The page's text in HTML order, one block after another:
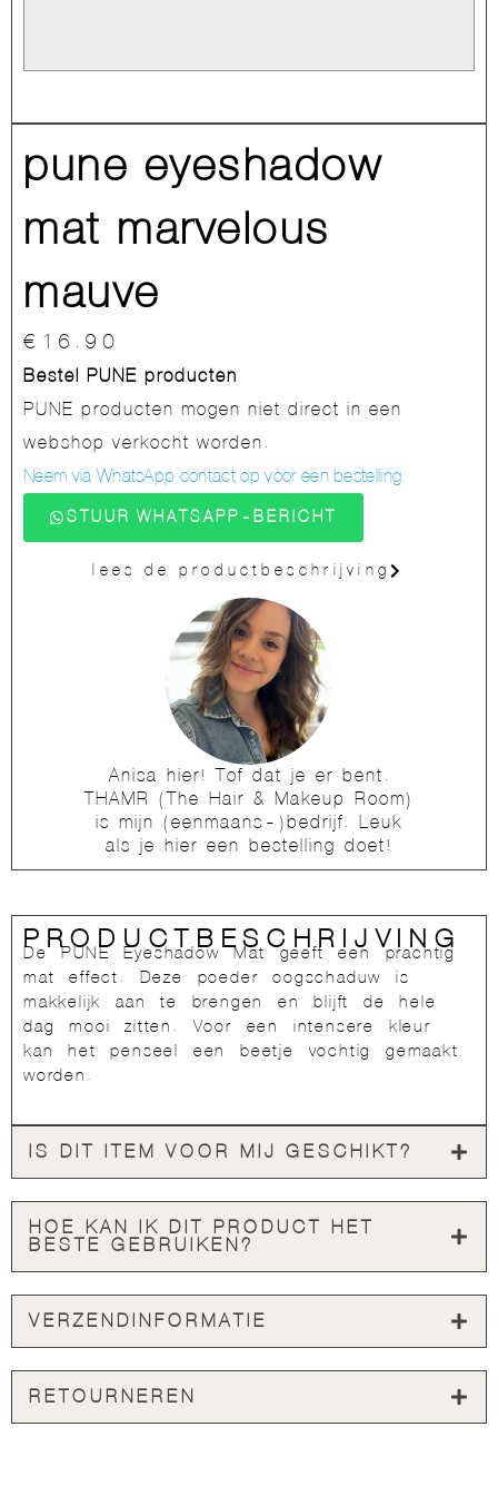
pune eyeshadow
mat marvelous
mauve
€ 16.90
Bestel PUNE producten
PUNE producten mogen niet direct in een
webshop verkocht worden.
Neem via WhatsApp contact op voor een bestelling.
STUUR WHATSAPP-BERICHT
lees de productbeschrijving
Anisa hier! Tof dat je er bent.
THAMR (The Hair & Makeup Room)
is mijn (eenmaans-)bedrijf. Leuk
als je hier een bestelling doet!
PRODUCTBESCHRIJVING
De PUNE Eyeshadow Mat geeft een prachtig
mat effect. Deze poeder oogschaduw is
makkelijk aan te brengen en blijft de hele
dag mooi zitten. Voor een intensere kleur
kan het penseel een beetje vochtig gemaakt
worden.
IS DIT ITEM VOOR MIJ GESCHIKT?
HOE KAN IK DIT PRODUCT HET
BESTE GEBRUIKEN?
VERZENDINFORMATIE
RETOURNEREN